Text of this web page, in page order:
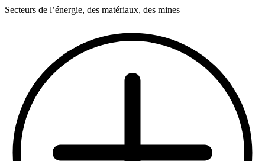
Secteurs de l’énergie, des matériaux, des mines